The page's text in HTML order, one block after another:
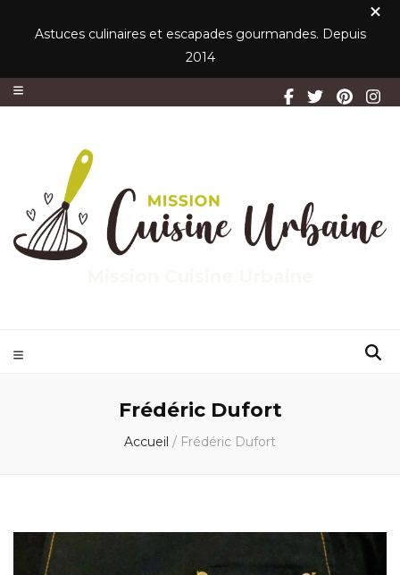
Astuces culinaires et escapades gourmandes. Depuis
2014
Frédéric Dufort
Accueil / Frédéric Dufort